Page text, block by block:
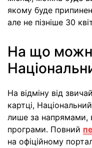
якому буде
але не пізніше 30
На що
На відміну від
картці,
лише за напрямами,
програми. Повний
на офіційному